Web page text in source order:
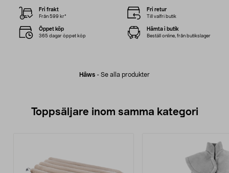
Hâws - Se alla produkter
Fri frakt
Från 599 kr*
Fri retur
Till valfri butik
Öppet köp
365 dagar öppet köp
Hämta i butik
Beställ online, från butikslager
Toppsäljare inom samma kategori